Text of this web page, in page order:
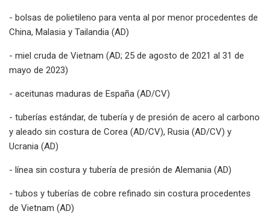
- bolsas de polietileno para venta al por menor procedentes de
China, Malasia y Tailandia (AD)
- miel cruda de Vietnam (AD; 25 de agosto de 2021 al 31 de
mayo de 2023)
- aceitunas maduras de España (AD/CV)
- tuberías estándar, de tubería y de presión de acero al carbono
y aleado sin costura de Corea (AD/CV), Rusia (AD/CV) y
Ucrania (AD)
- línea sin costura y tubería de presión de Alemania (AD)
- tubos y tuberías de cobre refinado sin costura procedentes
de Vietnam (AD)